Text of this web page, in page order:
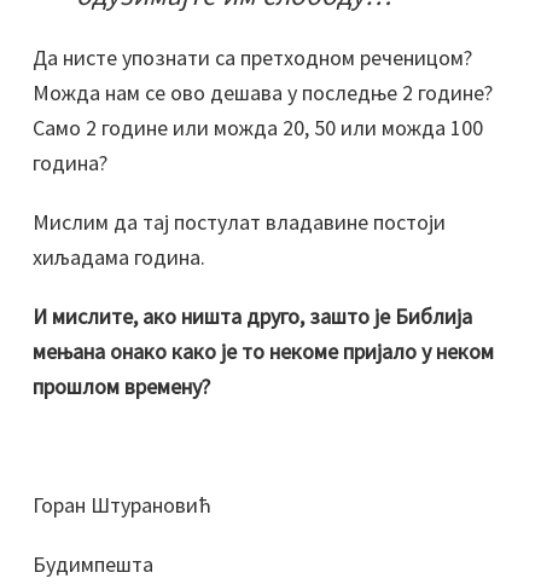
Да нисте упознати са претходном реченицом?
Можда нам се ово дешава у последње 2 године?
Само 2 године или можда 20, 50 или можда 100
година?
Мислим да тај постулат владавине постоји
хиљадама година.
И мислите, ако ништа друго, зашто је Библија
мењана онако како је то некоме пријало у неком
прошлом времену?
Горан Штурановић
Будимпешта